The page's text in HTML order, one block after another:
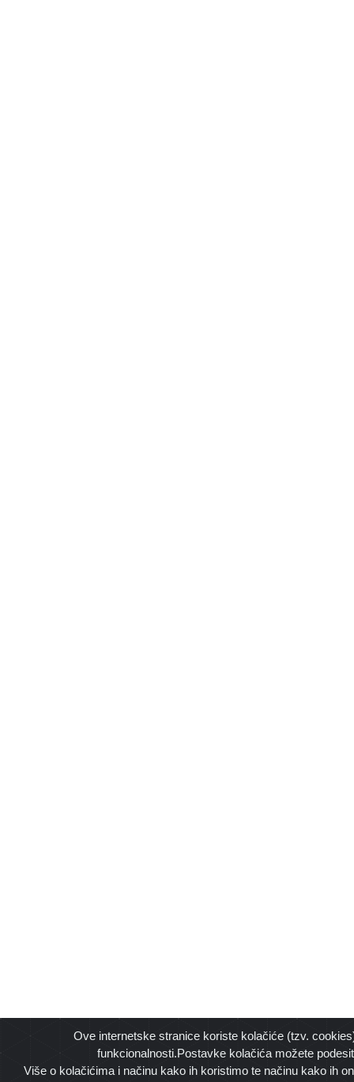
Ove internetske stranice koriste kolačiće (tzv.
funkcionalnosti.Postavke kolačića možete
Više o kolačićima i načinu kako ih koristimo te načinu kako ih